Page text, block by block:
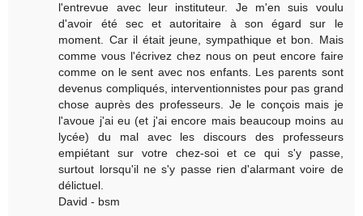
l'entrevue avec leur instituteur. Je m'en suis voulu
d'avoir été sec et autoritaire à son égard sur le
moment. Car il était jeune, sympathique et bon. Mais
comme vous l'écrivez chez nous on peut encore faire
comme on le sent avec nos enfants. Les parents sont
devenus compliqués, interventionnistes pour pas grand
chose auprès des professeurs. Je le conçois mais je
l'avoue j'ai eu (et j'ai encore mais beaucoup moins au
lycée) du mal avec les discours des professeurs
empiétant sur votre chez-soi et ce qui s'y passe,
surtout lorsqu'il ne s'y passe rien d'alarmant voire de
délictuel.
David - bsm